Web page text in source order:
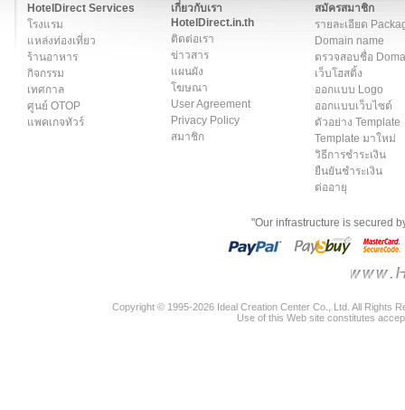
HotelDirect Services
โรงแรม
แหล่งท่องเที่ยว
ร้านอาหาร
กิจกรรม
เทศกาล
ศูนย์ OTOP
แพคเกจทัวร์
เกี่ยวกับเรา
HotelDirect.in.th
ติดต่อเรา
ข่าวสาร
แผนผัง
โฆษณา
User Agreement
Privacy Policy
สมาชิก
สมัครสมาชิก
รายละเอียด
Domain name
ตรวจสอบชื่อ
เว็บโฮสติ้ง
ออกแบบ Logo
ออกแบบเว็บไซต์
ตัวอย่าง Template
Template มาใหม่
วิธีการชำระเงิน
ยืนยันชำระเงิน
ต่ออายุ
"Our infrastructure is secured
Copyright © 1995-2026 Ideal Creation Center Co., Ltd. All Rights
Use of this Web site constitutes